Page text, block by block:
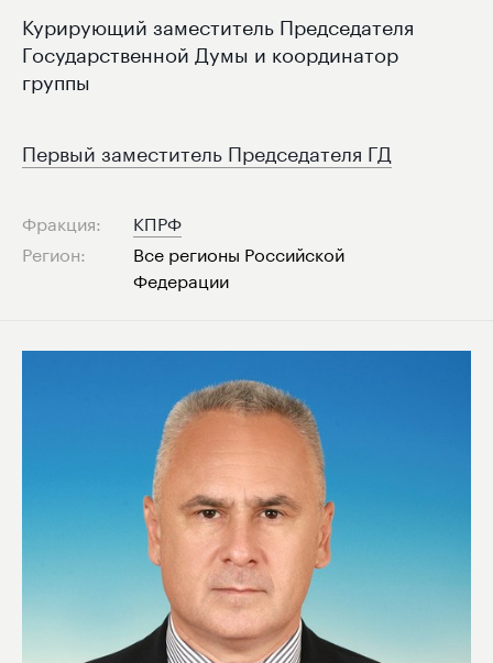
Курирующий заместитель Председателя
Государственной Думы и координатор
группы
Первый заместитель Председателя ГД
Фракция:
КПРФ
Регион:
Все регионы Российской
Федерации